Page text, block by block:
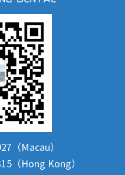
（Macau）
（Hong Kong）